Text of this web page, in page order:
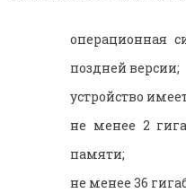
операционная
поздней версии;
устройство
не менее 2
памяти;
не менее 36